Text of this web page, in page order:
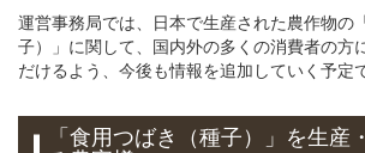
運営事務局では、日本で生産された農作物の
子）」に関して、国内外の多くの消費者の方
だけるよう、今後も情報を追加していく予定
「食用つばき（種子）」 を生産